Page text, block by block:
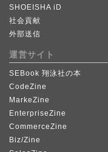
SHOEISHA iD
社会貢献
外部送信
運営サイト
SEBook 翔泳社の本
CodeZine
MarkeZine
EnterpriseZine
CommerceZine
Biz/Zine